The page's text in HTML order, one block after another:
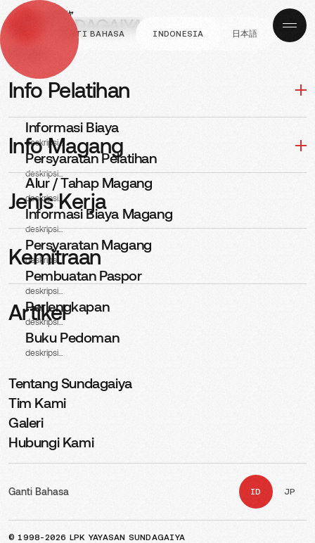
GANTI BAHASA INDONESIA 日本語
Info Pelatihan
Informasi Biaya
deskripsi...
Persyaratan Pelatihan
deskripsi...
Info Magang
Alur / Tahap Magang
deskripsi...
Informasi Biaya Magang
deskripsi...
Persyaratan Magang
deskripsi...
Pembuatan Paspor
deskripsi...
Perlengkapan
deskripsi...
Buku Pedoman
deskripsi...
Jenis Kerja
Kemitraan
Artikel
Tentang Sundagaiya
Tim Kami
Galeri
Hubungi Kami
Ganti Bahasa ID JP
© 1998-2026 LPK YAYASAN SUNDAGAIYA
Interview Perusahaan
SWO Japan 300625
PUBLISHED
30, Jun 2025 Adi